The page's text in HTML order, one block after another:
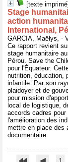
[texte imprimé]
Stage
action
International,
GARCIA, Maëlys, -
Ce rapport revient
stage humanitaire
Pérou. Save the
pour l'Équateur.
nutrition, éducation,
infantile. Par son
plaidoyer et de
pour mission
local de logistique,
accords cadres
l'amélioration des
mettre en place des
documentaire.